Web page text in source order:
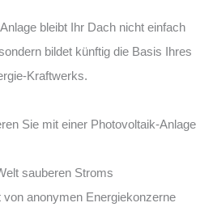
bleibt Ihr Dach nicht einfach
bildet künftig die Basis Ihres
Kraftwerks.
Sie mit einer Photovoltaik-Anlage
sauberen Stroms
von anonymen Energiekonzerne